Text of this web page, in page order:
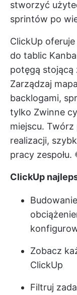
stworzyć
sprintów po
ClickUp
do tablic
potęgą stojącą
Zarządzaj
backlogami,
tylko Zwinne
miejscu.
realizacji,
pracy zespołu.
ClickUp
Budowanie
Zobacz
ClickUp
Filtruj